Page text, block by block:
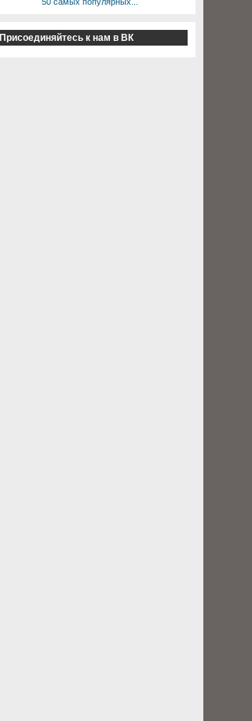
Присоединяйтесь к нам в ВК